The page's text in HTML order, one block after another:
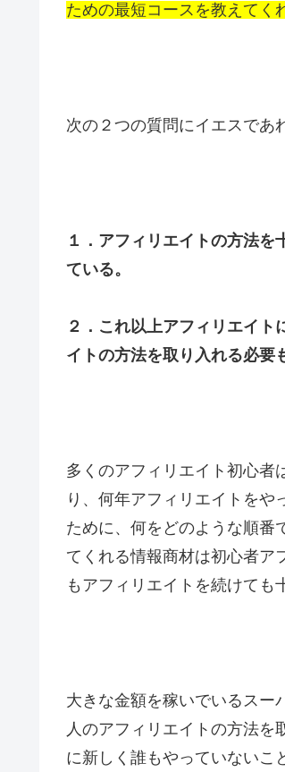
ための最短コースを教えてく
次の２つの質問にイエスであ
１．アフィリエイトの方法
ている。
２．これ以上アフィリエイ
イトの方法を取り入れる必要
多くのアフィリエイト初心者
り、何年アフィリエイトを
ために、何をどのような順番
てくれる情報商材は初心者ア
もアフィリエイトを続けても
大きな金額を稼いでいるスー
人のアフィリエイトの方法
に新しく誰もやっていないこ